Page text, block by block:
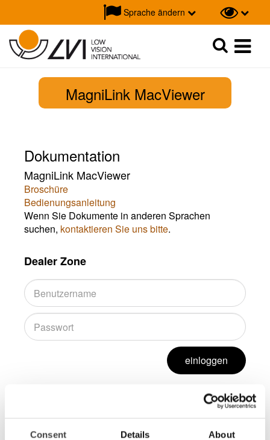
Consent Details About
Sprache ändern
Suche
MagniLink MacViewer
Dokumentation
MagniLink MacViewer
Broschüre
Bedienungsanleitung
Wenn Sie Dokumente in anderen Sprachen
suchen, kontaktieren Sie uns bitte.
Dealer Zone
einloggen
In der Dealer Zone stehen weitere Informationen für